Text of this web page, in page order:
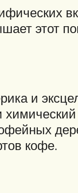
этот
и
кофе.